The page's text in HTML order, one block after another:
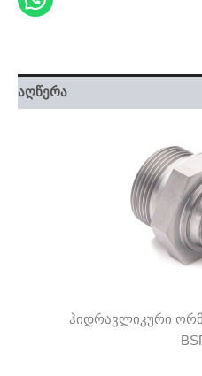
აღწერა
ჰიდრავლიკური